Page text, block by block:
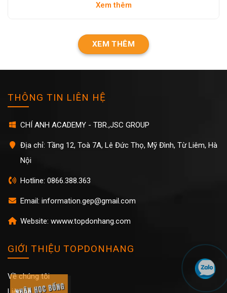
Xem thêm
XEM THÊM
THÔNG TIN LIÊN HỆ
CHÍ ANH ACADEMY - TBR.,JSC GROUP
Địa chỉ: Tầng 12, Toà 7A, Lê Đức Thọ, Mỹ Đình, Từ Liêm, Hà
Nội
Hotline: 0866.388.363
Email: information.gep@gmail.com
Website: wwww.topdonhang.com
GIỚI THIỆU TOPDONHANG
Về chúng tôi